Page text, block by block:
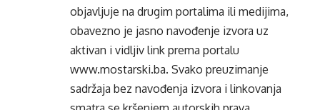
objavljuje na drugim portalima ili medijima,
obavezno je jasno navođenje izvora uz
aktivan i vidljiv link prema portalu
www.mostarski.ba. Svako preuzimanje
sadržaja bez navođenja izvora i linkovanja